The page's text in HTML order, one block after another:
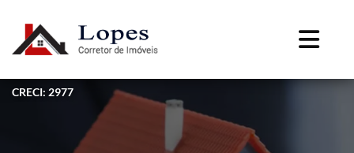
CRECI: 2977